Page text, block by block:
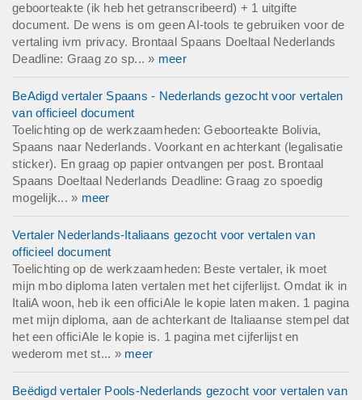
geboorteakte (ik heb het getranscribeerd) + 1 uitgifte
document. De wens is om geen AI-tools te gebruiken voor de
vertaling ivm privacy. Brontaal Spaans Doeltaal Nederlands
Deadline: Graag zo sp... » meer
BeAdigd vertaler Spaans - Nederlands gezocht voor vertalen
van officieel document
Toelichting op de werkzaamheden: Geboorteakte Bolivia,
Spaans naar Nederlands. Voorkant en achterkant (legalisatie
sticker). En graag op papier ontvangen per post. Brontaal
Spaans Doeltaal Nederlands Deadline: Graag zo spoedig
mogelijk... » meer
Vertaler Nederlands-Italiaans gezocht voor vertalen van
officieel document
Toelichting op de werkzaamheden: Beste vertaler, ik moet
mijn mbo diploma laten vertalen met het cijferlijst. Omdat ik in
ItaliA woon, heb ik een officiAle le kopie laten maken. 1 pagina
met mijn diploma, aan de achterkant de Italiaanse stempel dat
het een officiAle le kopie is. 1 pagina met cijferlijst en
wederom met st... » meer
Beëdigd vertaler Pools-Nederlands gezocht voor vertalen van